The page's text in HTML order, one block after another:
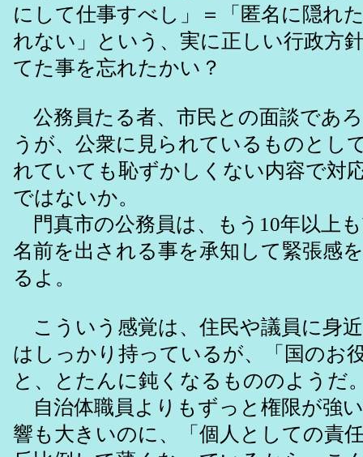
にして仕事すべし」＝「匿名に隠れ
れない」という、実に正しい行政方
てた事を忘れたかい？
公務員たる者、市民との面談であ
うが、公衆に見られているものとし
れていても恥ずかしくない内容で対
ではないか。
門真市の公務員は、もう10年以上
名前を出される事を承知して緊張感
るよ。
こういう感覚は、住民や議員に身
はしっかり持っているが、「国のお
と、とたんに鈍くなるもののようだ
自治体職員よりもずっと権限が強
響も大きいのに、「個人としての責